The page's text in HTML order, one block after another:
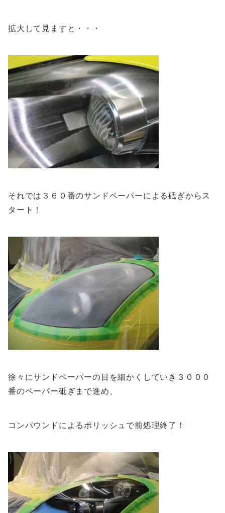
拡大して見ますと・・・
それでは３６０番のサンドペーパーによる砥ぎからス
タート！
徐々にサンドペーパーの目を細かくしていき３０００
番のペーパー砥ぎまで進め、
コンパウンドによるポリッシュで前処理終了！